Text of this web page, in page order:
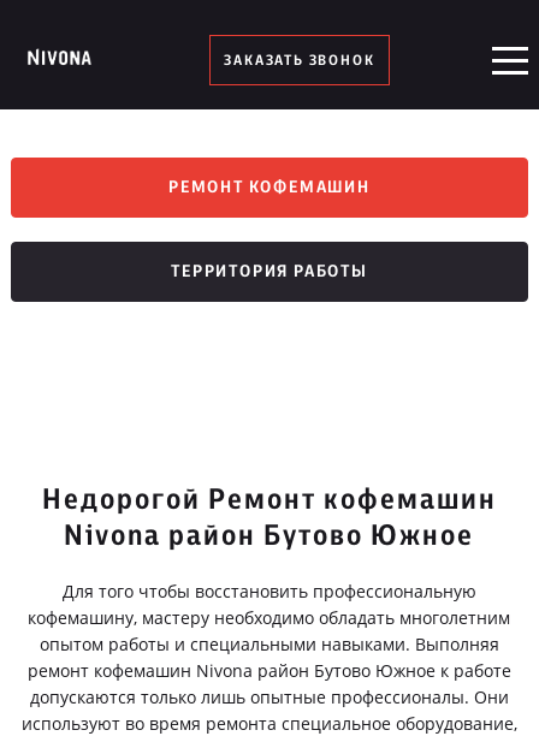
ЗАКАЗАТЬ ЗВОНОК
РЕМОНТ КОФЕМАШИН
ТЕРРИТОРИЯ РАБОТЫ
Недорогой Ремонт кофемашин
Nivona район Бутово Южное
Для того чтобы восстановить профессиональную
кофемашину, мастеру необходимо обладать многолетним
опытом работы и специальными навыками. Выполняя
ремонт кофемашин Nivona район Бутово Южное к работе
допускаются только лишь опытные профессионалы. Они
используют во время ремонта специальное оборудование,